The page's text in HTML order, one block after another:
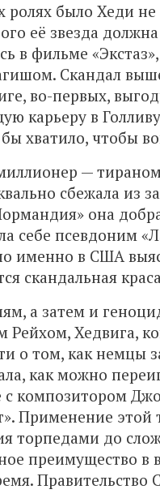
ролях было Хеди
её звезда
в фильме
Скандал
во-первых,
карьеру в
хватило, чтобы
—
сбежала из
она
себе псевдоним
именно в США
скандальная
а затем и
Хедвига,
о том, как немцы
как можно
с композитором
Применение этой
торпедами до
преимущество